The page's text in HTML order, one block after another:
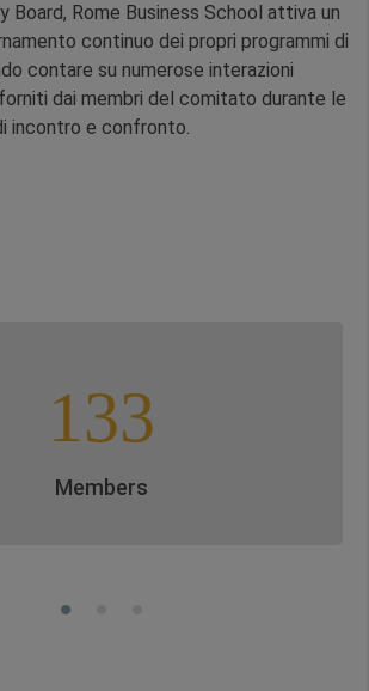
Board, Rome Business School attiva un
continuo dei propri programmi di
contare su numerose interazioni
dai membri del comitato durante le
incontro e confronto.
133
Members